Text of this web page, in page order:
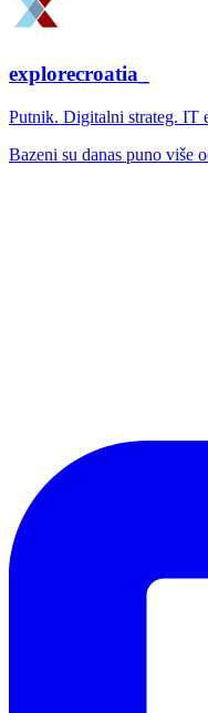
explorecroatia_
Putnik. Digitalni strateg. IT
Bazeni su danas puno više